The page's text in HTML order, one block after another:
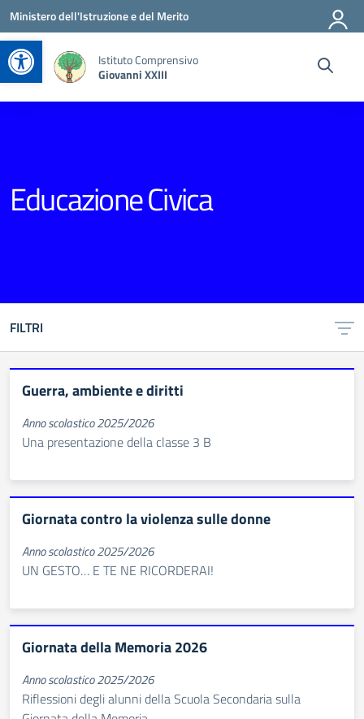
Apri la barra degli strumenti
Vai ai contenuti
Vai al menu di navigazione
Vai al footer
Ministero dell'Istruzione e del Merito
Istituto Comprensivo
Giovanni XXIII
Educazione Civica
FILTRI
Guerra, ambiente e diritti
Anno scolastico 2025/2026
Una presentazione della classe 3 B
Giornata contro la violenza sulle donne
Anno scolastico 2025/2026
UN GESTO… E TE NE RICORDERAI!
Giornata della Memoria 2026
Anno scolastico 2025/2026
Riflessioni degli alunni della Scuola Secondaria sulla